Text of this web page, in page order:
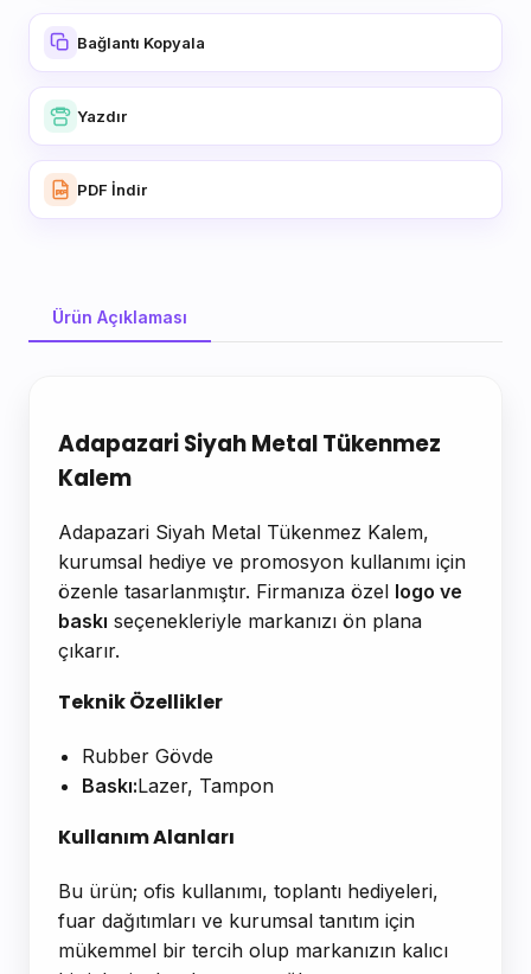
Bağlantı Kopyala
Yazdır
PDF İndir
Ürün Açıklaması
Adapazari Siyah Metal Tükenmez
Kalem
Adapazari Siyah Metal Tükenmez Kalem,
kurumsal hediye ve promosyon kullanımı için
özenle tasarlanmıştır. Firmanıza özel logo ve
baskı seçenekleriyle markanızı ön plana
çıkarır.
Teknik Özellikler
Rubber Gövde
Baskı:Lazer, Tampon
Kullanım Alanları
Bu ürün; ofis kullanımı, toplantı hediyeleri,
fuar dağıtımları ve kurumsal tanıtım için
mükemmel bir tercih olup markanızın kalıcı